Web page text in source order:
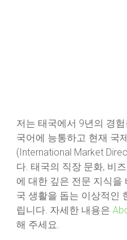
저는 태국에서 9년의 경
국어에 능통하고 현재 국
(International Market
다. 태국의 직장 문화, 비
에 대한 깊은 전문 지식을
국 생활을 돕는 이상적인
립니다. 자세한 내용은
해 주세요.